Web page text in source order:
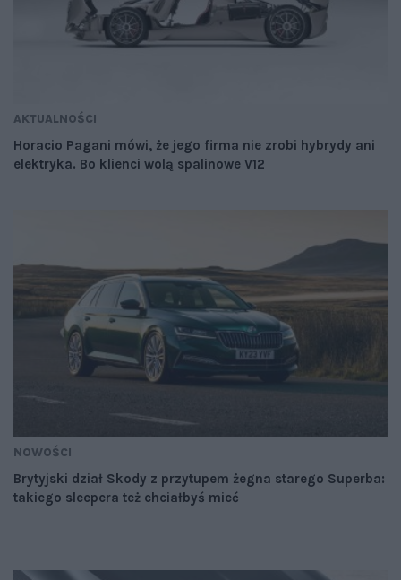
AKTUALNOŚCI
Horacio Pagani mówi, że jego firma nie zrobi hybrydy ani
elektryka. Bo klienci wolą spalinowe V12
NOWOŚCI
Brytyjski dział Skody z przytupem żegna starego Superba:
takiego sleepera też chciałbyś mieć